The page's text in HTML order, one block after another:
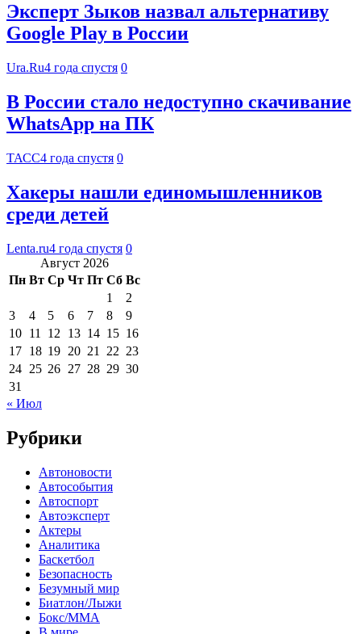
Эксперт Зыков назвал альтернативу
Google Play в России
Ura.Ru4 года спустя 0
В России стало недоступно скачивание
WhatsApp на ПК
ТАСС4 года спустя 0
Хакеры нашли единомышленников
среди детей
Lenta.ru4 года спустя 0
Август 2026
Пн Вт Ср Чт Пт Сб Вс
1
2
3
4 5 6 7 8
9
10 11 12 13 14 15 16
17 18 19 20 21 22 23
24 25 26 27 28 29 30
31
« Июл
Рубрики
Автоновости
Автособытия
Автоспорт
Автоэксперт
Актеры
Аналитика
Баскетбол
Безопасность
Безумный мир
Биатлон/Лыжи
Бокс/MMA